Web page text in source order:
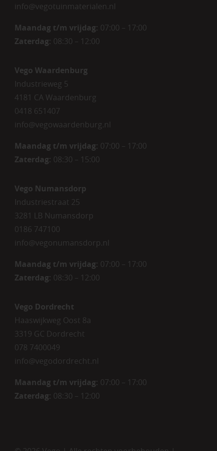
info@vegotuinmaterialen.nl
Maandag t/m vrijdag: 07:00 – 17:00
Zaterdag: 08:30 – 12:00
Vego Waardenburg
Industrieweg 5
4181 CA Waardenburg
0418 651407
info@vegowaardenburg.nl
Maandag t/m vrijdag: 07:00 – 17:00
Zaterdag: 08:30 – 15:00
Vego Numansdorp
Industriestraat 25
3281 LB Numansdorp
0186 747100
info@vegonumansdorp.nl
Maandag t/m vrijdag: 07:00 – 17:00
Zaterdag: 08:30 – 12:00
Vego Dordrecht
Haaswijkweg Oost 8a
3319 GC Dordrecht
078 7400049
info@vegodordrecht.nl
Maandag t/m vrijdag: 07:00 – 17:00
Zaterdag: 08:30 – 12:00